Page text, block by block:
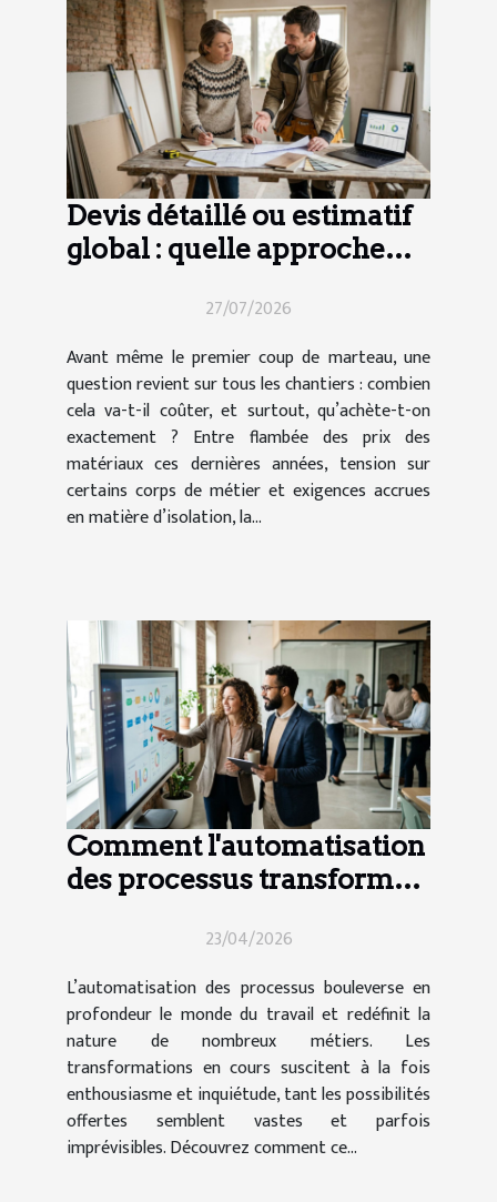
Devis détaillé ou estimatif
global : quelle approche
27/07/2026
Avant même le premier coup de marteau, une
question revient sur tous les chantiers : combien
cela va-t-il coûter, et surtout, qu’achète-t-on
exactement ? Entre flambée des prix des
matériaux ces dernières années, tension sur
certains corps de métier et exigences accrues
en matière d’isolation, la...
Comment l'automatisation
des processus transforme-
23/04/2026
L’automatisation des processus bouleverse en
profondeur le monde du travail et redéfinit la
nature de nombreux métiers. Les
transformations en cours suscitent à la fois
enthousiasme et inquiétude, tant les possibilités
offertes semblent vastes et parfois
imprévisibles. Découvrez comment ce...